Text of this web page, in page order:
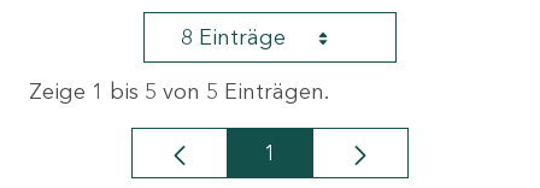
8 Einträge
Zeige 1 bis 5 von 5 Einträgen.
Seite
1